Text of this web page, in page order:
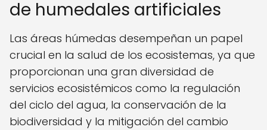
de humedales artificiales
Las áreas húmedas desempeñan un papel
crucial en la salud de los ecosistemas, ya que
proporcionan una gran diversidad de
servicios ecosistémicos como la regulación
del ciclo del agua, la conservación de la
biodiversidad y la mitigación del cambio